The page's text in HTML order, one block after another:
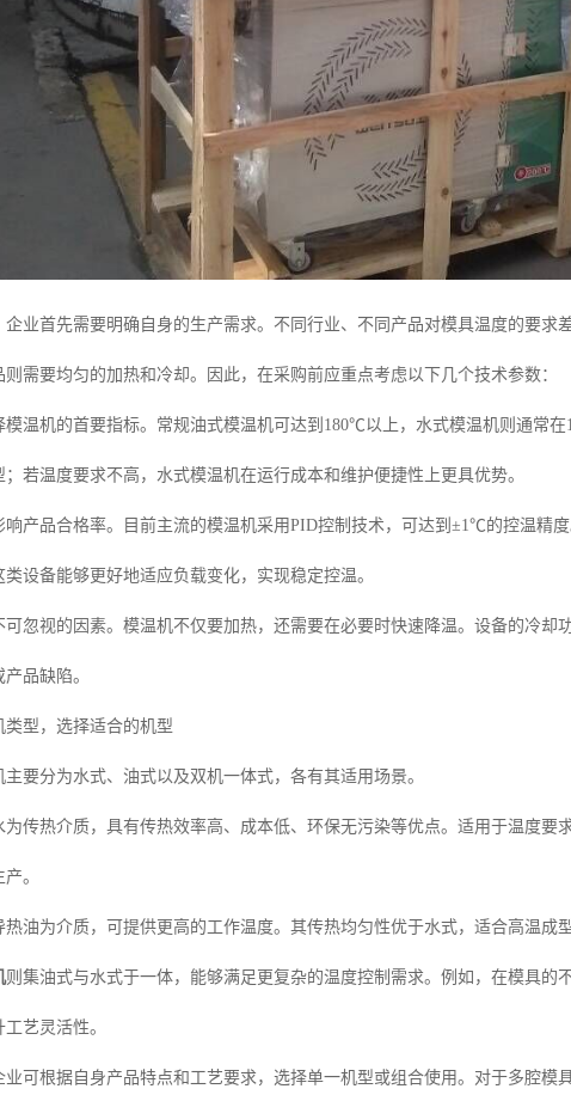
企业首先需要明确自身的生产需求。不同行业、不同产品对模具温度的要求
需要均匀的加热和冷却。因此，在采购前应重点考虑以下几个技术参数：
模温机的首要指标。常规油式模温机可达到180℃以上，水式模温机则通常
若温度要求不高，水式模温机在运行成本和维护便捷性上更具优势。
响产品合格率。目前主流的模温机采用PID控制技术，可达到±1℃的控温精
设备能够更好地适应负载变化，实现稳定控温。
可忽视的因素。模温机不仅要加热，还需要在必要时快速降温。设备的冷却
品缺陷。
类型，选择适合的机型
要分为水式、油式以及双机一体式，各有其适用场景。
为传热介质，具有传热效率高、成本低、环保无污染等优点。适用于温度要
。
热油为介质，可提供更高的工作温度。其传热均匀性优于水式，适合高温成
则集油式与水式于一体，能够满足更复杂的温度控制需求。例如，在模具的
艺灵活性。
业可根据自身产品特点和工艺要求，选择单一机型或组合使用。对于多腔模